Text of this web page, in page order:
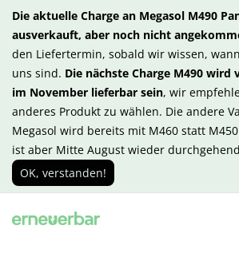
Die aktuelle Charge an Megasol M490
ausverkauft, aber noch nicht
den Liefertermin, sobald wir wissen,
uns sind. Die nächste Charge M490
im November lieferbar sein, wir
anderes Produkt zu wählen. Die andere
Megasol wird bereits mit M460 statt
ist aber Mitte August wieder
OK, verstanden!